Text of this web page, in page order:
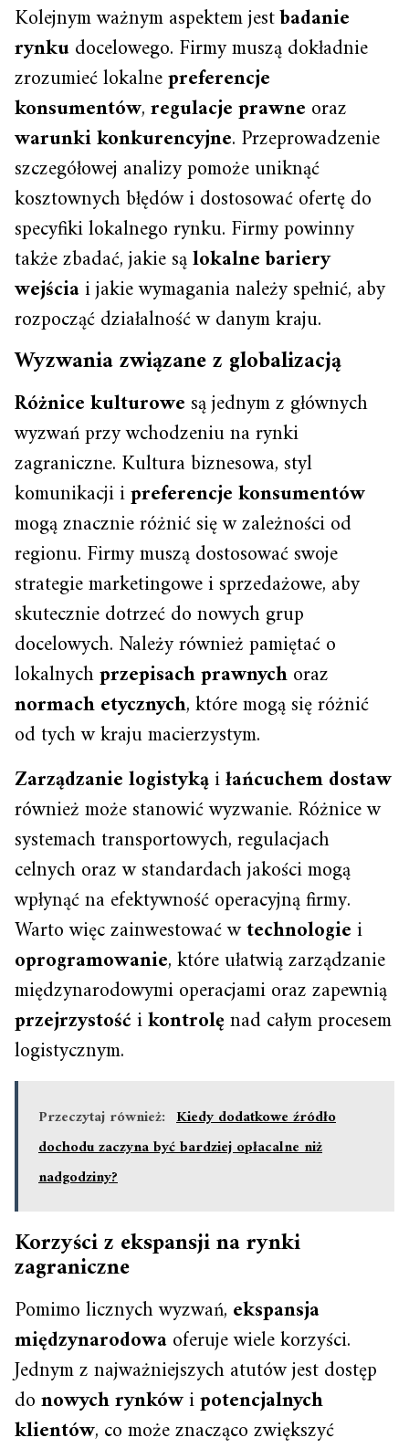
Kolejnym ważnym aspektem jestbadanie
rynkudocelowego. Firmy muszą dokładnie
zrozumieć lokalnepreferencje
konsumentów,regulacje prawne oraz
warunki konkurencyjne. Przeprowadzenie
szczegółowej analizy pomoże uniknąć
kosztownych błędów i dostosować ofertę do
specyfiki lokalnego rynku. Firmy powinny
także zbadać, jakie sąlokalne bariery
wejściai jakie wymagania należy spełnić, aby
rozpocząć działalność w danym kraju.
Wyzwania związane z globalizacją
Różnice kulturowesą jednym z głównych
wyzwań przy wchodzeniu na rynki
zagraniczne. Kultura biznesowa, styl
komunikacji ipreferencje konsumentów
mogą znacznie różnić się w zależności od
regionu. Firmy muszą dostosować swoje
strategie marketingowe i sprzedażowe, aby
skutecznie dotrzeć do nowych grup
docelowych. Należy również pamiętać o
lokalnychprzepisach prawnychoraz
normach etycznych, które mogą się różnić
od tych w kraju macierzystym.
Zarządzanie logistykąiłańcuchem dostaw
również może stanowić wyzwanie. Różnice w
systemach transportowych, regulacjach
celnych oraz w standardach jakości mogą
wpłynąć na efektywność operacyjną firmy.
Warto więc zainwestować wtechnologiei
oprogramowanie, które ułatwią zarządzanie
międzynarodowymi operacjami oraz zapewnią
przejrzystośćikontrolęnad całym procesem
logistycznym.
Przeczytaj również: Kiedy dodatkowe źródło
dochodu zaczyna być bardziej opłacalne niż
nadgodziny?
Korzyści z ekspansji na rynki
zagraniczne
Pomimo licznych wyzwań, ekspansja
międzynarodowaoferuje wiele korzyści.
Jednym z najważniejszych atutów jest dostęp
donowych rynkówipotencjalnych
klientów, co może znacząco zwiększyć